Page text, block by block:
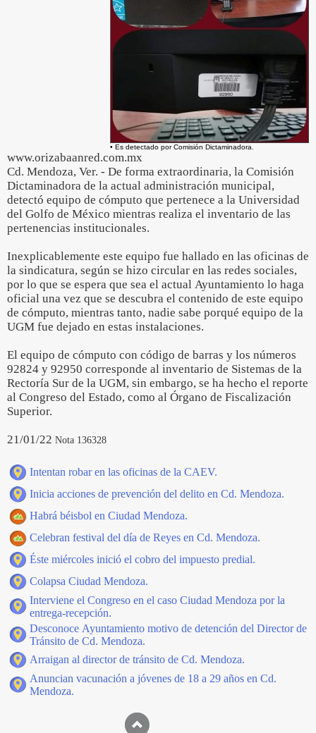
• Es detectado por Comisión Dictaminadora.
www.orizabaanred.com.mx
Cd. Mendoza, Ver. - De forma extraordinaria, la Comisión
Dictaminadora de la actual administración municipal,
detectó equipo de cómputo que pertenece a la Universidad
del Golfo de México mientras realiza el inventario de las
pertenencias institucionales.
Inexplicablemente este equipo fue hallado en las oficinas de
la sindicatura, según se hizo circular en las redes sociales,
por lo que se espera que sea el actual Ayuntamiento lo haga
oficial una vez que se descubra el contenido de este equipo
de cómputo, mientras tanto, nadie sabe porqué equipo de la
UGM fue dejado en estas instalaciones.
El equipo de cómputo con código de barras y los números
92824 y 92950 corresponde al inventario de Sistemas de la
Rectoría Sur de la UGM, sin embargo, se ha hecho el reporte
al Congreso del Estado, como al Órgano de Fiscalización
Superior.
21/01/22 Nota 136328
Intentan robar en las oficinas de la CAEV.
Inicia acciones de prevención del delito en Cd. Mendoza.
Habrá béisbol en Ciudad Mendoza.
Celebran festival del día de Reyes en Cd. Mendoza.
Éste miércoles inició el cobro del impuesto predial.
Colapsa Ciudad Mendoza.
Interviene el Congreso en el caso Ciudad Mendoza por la
entrega-recepción.
Desconoce Ayuntamiento motivo de detención del Director de
Tránsito de Cd. Mendoza.
Arraigan al director de tránsito de Cd. Mendoza.
Anuncian vacunación a jóvenes de 18 a 29 años en Cd.
Mendoza.